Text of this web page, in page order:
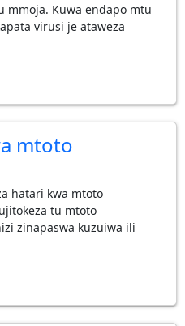
mmoja. Kuwa endapo mtu
virusi je ataweza
mtoto
hatari kwa mtoto
tu mtoto
zinapaswa kuzuiwa ili